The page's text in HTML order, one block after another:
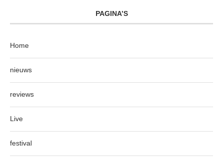
PAGINA’S
Home
nieuws
reviews
Live
festival